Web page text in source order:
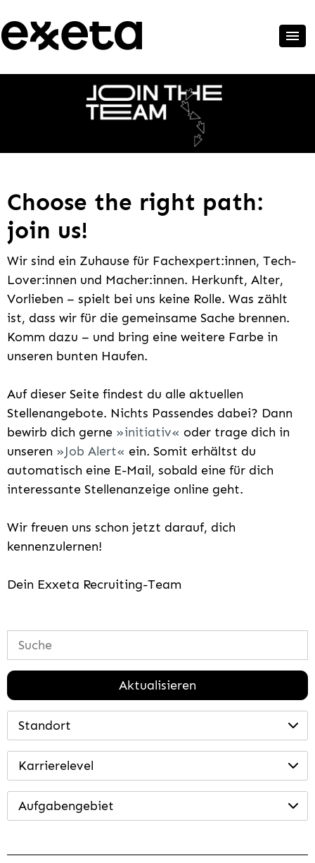
Choose the right path:
join us!
Wir sind ein Zuhause für Fachexpert:innen, Tech-
Lover:innen und Macher:innen. Herkunft, Alter,
Vorlieben – spielt bei uns keine Rolle. Was zählt
ist, dass wir für die gemeinsame Sache brennen.
Komm dazu – und bring eine weitere Farbe in
unseren bunten Haufen.
Auf dieser Seite findest du alle aktuellen
Stellenangebote. Nichts Passendes dabei? Dann
bewirb dich gerne
initiativ
oder trage dich in
unseren
Job Alert
ein. Somit erhältst du
automatisch eine E-Mail, sobald eine für dich
interessante Stellenanzeige online geht.
Wir freuen uns schon jetzt darauf, dich
kennenzulernen!
Dein Exxeta Recruiting-Team
Aktualisieren
Standort
Karrierelevel
Aufgabengebiet